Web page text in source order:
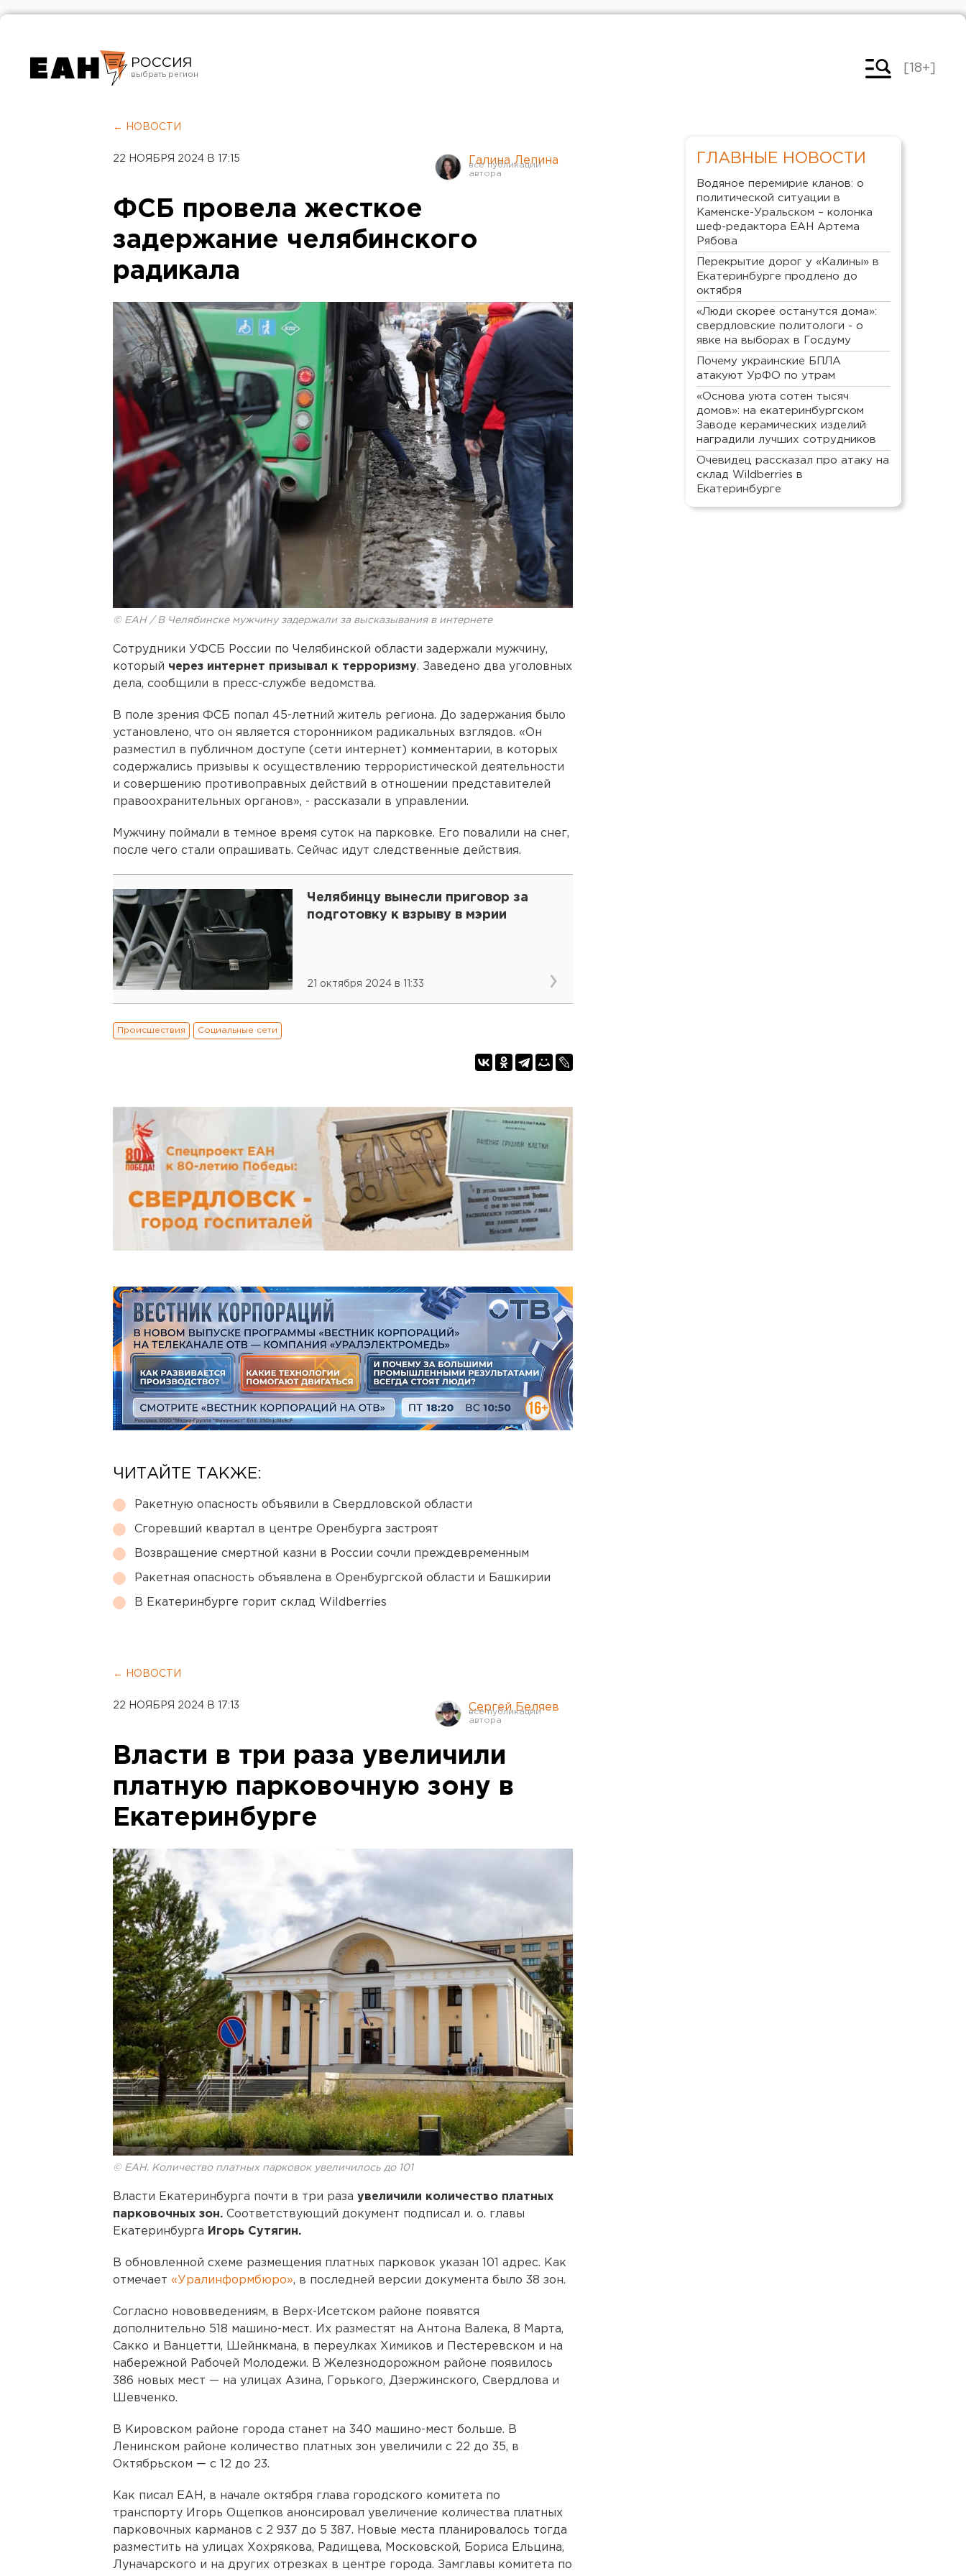
РОССИЯ
Челябинск
[18+]
← НОВОСТИ
22 НОЯБРЯ 2024 В 17:15 Галина Лепина
ФСБ провела жесткое
задержание челябинского
радикала
© ЕАН / В Челябинске мужчину задержали за высказывания в интернете
Сотрудники УФСБ России по Челябинской области задержали мужчину,
который через интернет призывал к терроризму. Заведено два уголовных
дела, сообщили в пресс-службе ведомства.
В поле зрения ФСБ попал 45-летний житель региона. До задержания было
установлено, что он является сторонником радикальных взглядов. «Он
разместил в публичном доступе (сети интернет) комментарии, в которых
содержались призывы к осуществлению террористической деятельности
и совершению противоправных действий в отношении представителей
правоохранительных органов», - рассказали в управлении.
Мужчину поймали в темное время суток на парковке. Его повалили на снег,
после чего стали опрашивать. Сейчас идут следственные действия.
Челябинцу вынесли приговор за
подготовку к взрыву в мэрии
21 октября 2024 в 11:33
Происшествия Социальные сети
ЧИТАЙТЕ ТАКЖЕ:
Ракетную опасность объявили в Свердловской области
Сгоревший квартал в центре Оренбурга застроят
Возвращение смертной казни в России сочли преждевременным
Ракетная опасность объявлена в Оренбургской области и Башкирии
В Екатеринбурге горит склад Wildberries
← НОВОСТИ
22 НОЯБРЯ 2024 В 17:13 Сергей Беляев
Власти в три раза увеличили
платную парковочную зону в
Екатеринбурге
© ЕАН. Количество платных парковок увеличилось до 101
Власти Екатеринбурга почти в три раза увеличили количество платных
парковочных зон. Соответствующий документ подписал и. о. главы
Екатеринбурга Игорь Сутягин.
В обновленной схеме размещения платных парковок указан 101 адрес. Как
отмечает «Уралинформбюро», в последней версии документа было 38 зон.
Согласно нововведениям, в Верх-Исетском районе появятся
дополнительно 518 машино-мест. Их разместят на Антона Валека, 8 Марта,
Сакко и Ванцетти, Шейнкмана, в переулках Химиков и Пестеревском и на
набережной Рабочей Молодежи. В Железнодорожном районе появилось
386 новых мест — на улицах Азина, Горького, Дзержинского, Свердлова и
Шевченко.
В Кировском районе города станет на 340 машино-мест больше. В
Ленинском районе количество платных зон увеличили с 22 до 35, в
Октябрьском — с 12 до 23.
Как писал ЕАН, в начале октября глава городского комитета по
транспорту Игорь Ощепков анонсировал увеличение количества платных
парковочных карманов с 2 937 до 5 387. Новые места планировалось тогда
разместить на улицах Хохрякова, Радищева, Московской, Бориса Ельцина,
Луначарского и на других отрезках в центре города. Замглавы комитета по
ГЛАВНЫЕ НОВОСТИ
Водяное перемирие кланов: о
политической ситуации в
Каменске-Уральском – колонка
шеф-редактора ЕАН Артема
Рябова
Перекрытие дорог у «Калины» в
Екатеринбурге продлено до
октября
«Люди скорее останутся дома»:
свердловские политологи - о
явке на выборах в Госдуму
Почему украинские БПЛА
атакуют УрФО по утрам
«Основа уюта сотен тысяч
домов»: на екатеринбургском
Заводе керамических изделий
наградили лучших сотрудников
Очевидец рассказал про атаку на
склад Wildberries в
Екатеринбурге